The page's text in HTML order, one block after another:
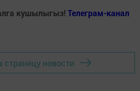
кушылыгыз! Телеграм-канал
страницу новости